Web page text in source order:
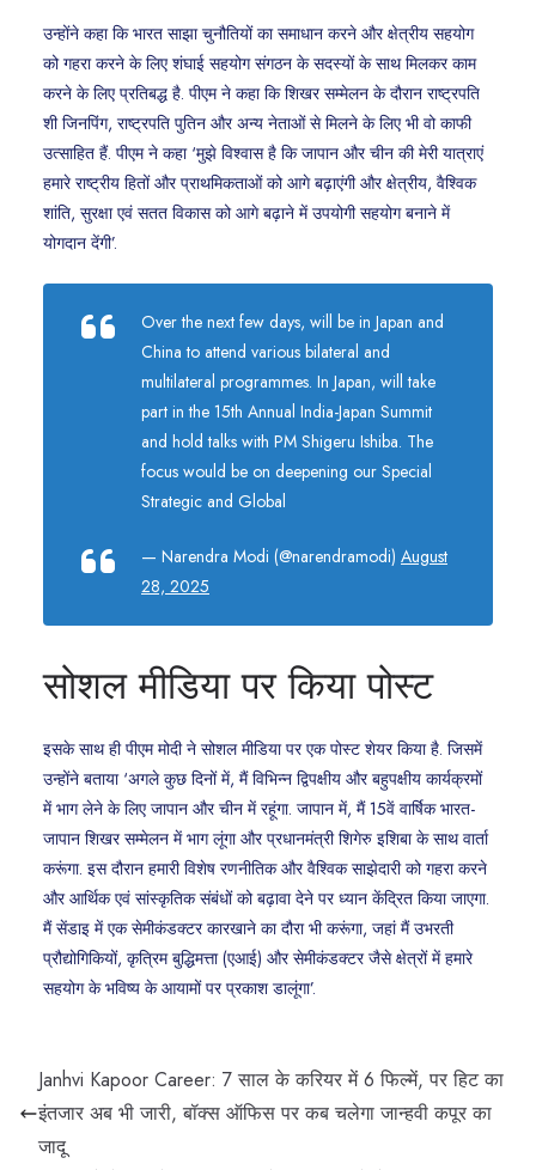
उन्होंने कहा कि भारत साझा चुनौतियों का समाधान करने और क्षेत्रीय सहयोग
को गहरा करने के लिए शंघाई सहयोग संगठन के सदस्यों के साथ मिलकर काम
करने के लिए प्रतिबद्ध है. पीएम ने कहा कि शिखर सम्मेलन के दौरान राष्ट्रपति
शी जिनपिंग, राष्ट्रपति पुतिन और अन्य नेताओं से मिलने के लिए भी वो काफी
उत्साहित हैं. पीएम ने कहा ‘मुझे विश्वास है कि जापान और चीन की मेरी यात्राएं
हमारे राष्ट्रीय हितों और प्राथमिकताओं को आगे बढ़ाएंगी और क्षेत्रीय, वैश्विक
शांति, सुरक्षा एवं सतत विकास को आगे बढ़ाने में उपयोगी सहयोग बनाने में
योगदान देंगी’.
Over the next few days, will be in Japan and
China to attend various bilateral and
multilateral programmes. In Japan, will take
part in the 15th Annual India-Japan Summit
and hold talks with PM Shigeru Ishiba. The
focus would be on deepening our Special
Strategic and Global
— Narendra Modi (@narendramodi) August
28, 2025
सोशल मीडिया पर किया पोस्ट
इसके साथ ही पीएम मोदी ने सोशल मीडिया पर एक पोस्ट शेयर किया है. जिसमें
उन्होंने बताया ‘अगले कुछ दिनों में, मैं विभिन्न द्विपक्षीय और बहुपक्षीय कार्यक्रमों
में भाग लेने के लिए जापान और चीन में रहूंगा. जापान में, मैं 15वें वार्षिक भारत-
जापान शिखर सम्मेलन में भाग लूंगा और प्रधानमंत्री शिगेरु इशिबा के साथ वार्ता
करूंगा. इस दौरान हमारी विशेष रणनीतिक और वैश्विक साझेदारी को गहरा करने
और आर्थिक एवं सांस्कृतिक संबंधों को बढ़ावा देने पर ध्यान केंद्रित किया जाएगा.
मैं सेंडाइ में एक सेमीकंडक्टर कारखाने का दौरा भी करूंगा, जहां मैं उभरती
प्रौद्योगिकियों, कृत्रिम बुद्धिमत्ता (एआई) और सेमीकंडक्टर जैसे क्षेत्रों में हमारे
सहयोग के भविष्य के आयामों पर प्रकाश डालूंगा’.
Janhvi Kapoor Career: 7 साल के करियर में 6 फिल्में, पर हिट का
इंतजार अब भी जारी, बॉक्स ऑफिस पर कब चलेगा जान्हवी कपूर का
जादू